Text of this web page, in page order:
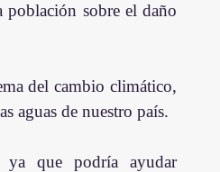
población sobre el daño
del cambio climático,
aguas de nuestro país.
ya que podría ayudar